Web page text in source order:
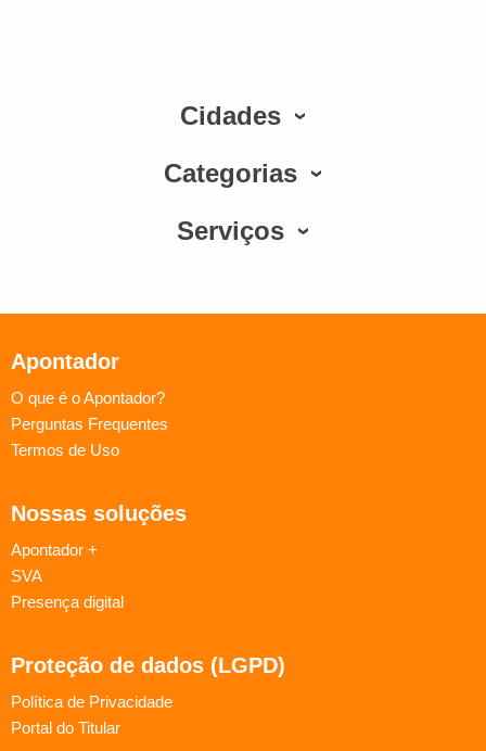
Cidades
Categorias
Serviços
Apontador
O que é o Apontador?
Perguntas Frequentes
Termos de Uso
Nossas soluções
Apontador +
SVA
Presença digital
Proteção de dados (LGPD)
Política de Privacidade
Portal do Titular